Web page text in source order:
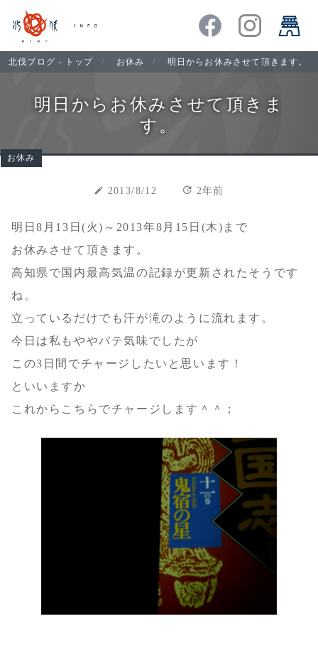
北伐ブログ - トップ お休み 明日からお休みさせて頂きます。
明日からお休みさせて頂きま
す。
お休み
create 2013/8/12 update 2年前
明日8月13日(火)～2013年8月15日(木)まで
お休みさせて頂きます。
高知県で国内最高気温の記録が更新されたそうです
ね。
立っているだけでも汗が滝のように流れます。
今日は私もややバテ気味でしたが
この3日間でチャージしたいと思います！
といいますか
これからこちらでチャージします＾＾；